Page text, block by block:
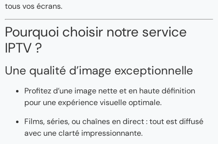
tous vos écrans.
Pourquoi choisir notre service
IPTV ?
Une qualité d’image exceptionnelle
Profitez d’une image nette et en haute définition
pour une expérience visuelle optimale.
Films, séries, ou chaînes en direct : tout est diffusé
avec une clarté impressionnante.